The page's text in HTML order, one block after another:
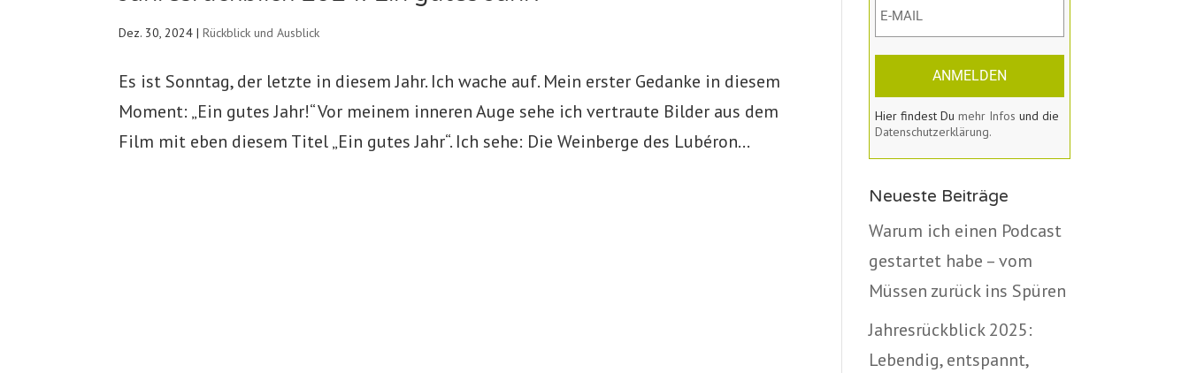
Dez. 30, 2024 |Rückblick und Ausblick
Es ist Sonntag, der letzte in diesem Jahr. Ich wache auf. Mein erster Gedanke in diesem
Moment: „Ein gutes Jahr!“ Vor meinem inneren Auge sehe ich vertraute Bilder aus dem
Film mit eben diesem Titel „Ein gutes Jahr“. Ich sehe: Die Weinberge des Lubéron...
ANMELDEN
Hier findest Du mehr Infos und die
Datenschutzerklärung.
Neueste Beiträge
Warum ich einen Podcast
gestartet habe – vom
Müssen zurück ins Spüren
Jahresrückblick 2025:
Lebendig, entspannt,